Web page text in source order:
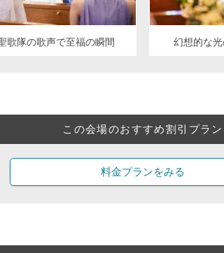
歌隊の歌声で至福の瞬間 幻想的な
この会場のおすすめ割引プラン
料金プランをみる